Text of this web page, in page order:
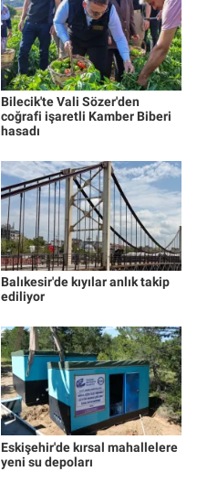
Bilecik'te Vali Sözer'den
coğrafi işaretli Kamber Biberi
hasadı
Balıkesir'de kıyılar anlık takip
ediliyor
Eskişehir'de kırsal mahallelere
yeni su depoları